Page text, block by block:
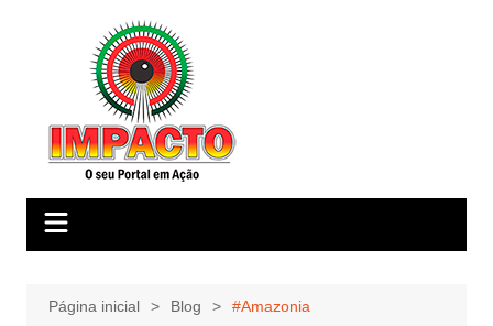
Página inicial Blog #Amazonia